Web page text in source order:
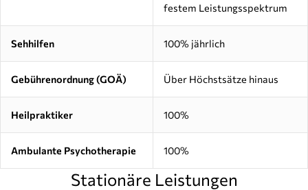
festem Leistungsspektrum
Sehhilfen 100% jährlich
Gebührenordnung (GOÄ) Über Höchstsätze hinaus
Heilpraktiker 100%
Ambulante Psychotherapie 100%
Stationäre Leistungen